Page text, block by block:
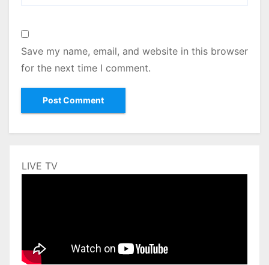
Save my name, email, and website in this browser
for the next time I comment.
LIVE TV